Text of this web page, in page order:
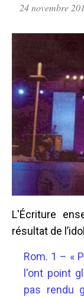
24 novembre
L'Écriture
résultat de
Rom. 1 – «
l'ont point
pas rendu